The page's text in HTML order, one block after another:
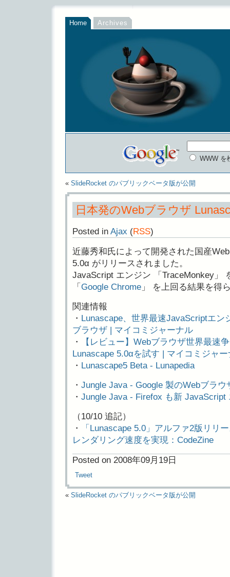
Home Archives
WWW を
« SlideRocket のパブリックベータ版が公開
日本発のWebブラウザ
Posted in Ajax (RSS)
近藤秀和氏によって開発された国産
5.0α がリリースされました。
JavaScript エンジン 「TraceMonkey」
「 Google Chrome 」 を上回る結果を得
関連情報
・ Lunascape、世界最速JavaScriptエ
ブラウザ | マイコミジャーナル
・
【レビュー】Webブラウザ世界最速
Lunascape 5.0αを試す | マイコミジャ
・ Lunascape5 Beta - Lunapedia
・ Jungle Java - Google 製のWebブラウ
・ Jungle Java - Firefox も新 JavaScript
（10/10 追記）
・
「Lunascape 5.0」アルファ2版リリ
レンダリング速度を実現：CodeZine
Posted on 2008年09月19日
Tweet
« SlideRocket のパブリックベータ版が公開